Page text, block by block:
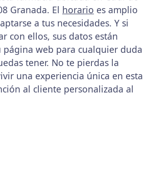
Granada. El horario es amplio
a tus necesidades. Y si
con ellos, sus datos están
página web para cualquier duda
tener. No te pierdas la
una experiencia única en esta
al cliente personalizada al